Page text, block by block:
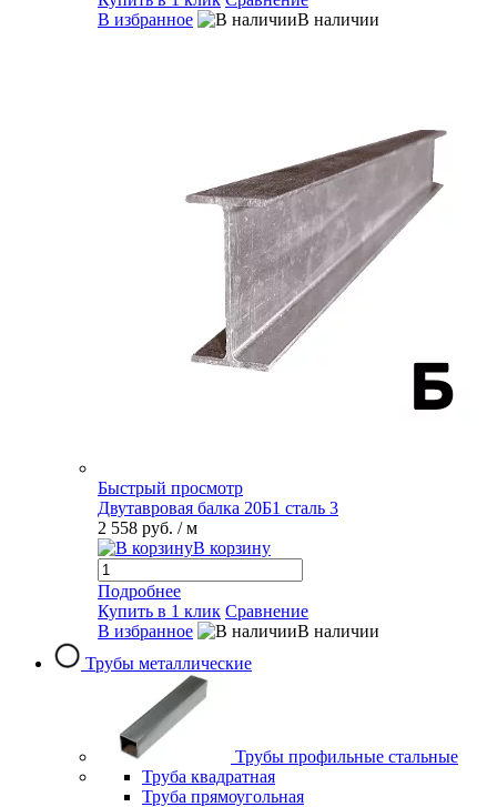
В избранное
В наличии
Быстрый просмотр
Двутавровая балка 20Б1 сталь 3
2 558 руб. / м
В корзину
Подробнее
Купить в 1 клик Сравнение
В избранное
В наличии
Трубы металлические
Трубы профильные стальные
Труба квадратная
Труба прямоугольная